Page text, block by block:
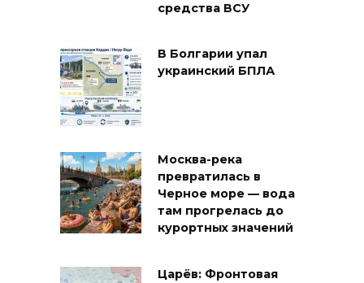
средства ВСУ
В Болгарии упал
украинский БПЛА
Москва-река
превратилась в
Черное море — вода
там прогрелась до
курортных значений
Царёв: Фронтовая